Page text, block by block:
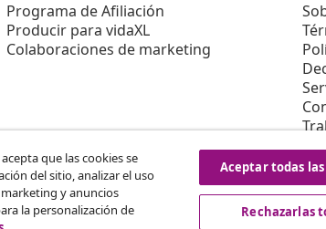
Programa de Afiliación
Producir para vidaXL
Colaboraciones de marketing
que las cookies se
del sitio, analizar el uso
y anuncios
la personalización de
Aceptar todas
Rechazarlas